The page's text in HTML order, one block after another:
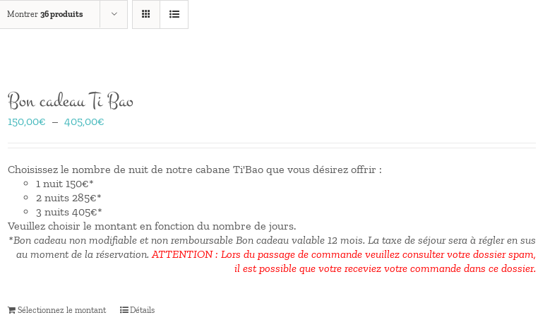
Montrer 36 produits
Bon cadeau Ti Bao
150,00€ – 405,00€
150,00€
à
Choisissez le nombre de nuit de notre cabane Ti'Bao que vous désirez offrir :
1 nuit 150€*
2 nuits 285€*
3 nuits 405€*
Veuillez choisir le montant en fonction du nombre de jours.
*Bon cadeau non modifiable et non remboursable Bon cadeau valable 12 mois. La taxe de séjour sera à régler en sus
au moment de la réservation.ATTENTION : Lors du passage de commande veuillez consulter votre dossier spam,
il est possible que votre receviez votre commande dans ce dossier.
Sélectionnez le montant Détails